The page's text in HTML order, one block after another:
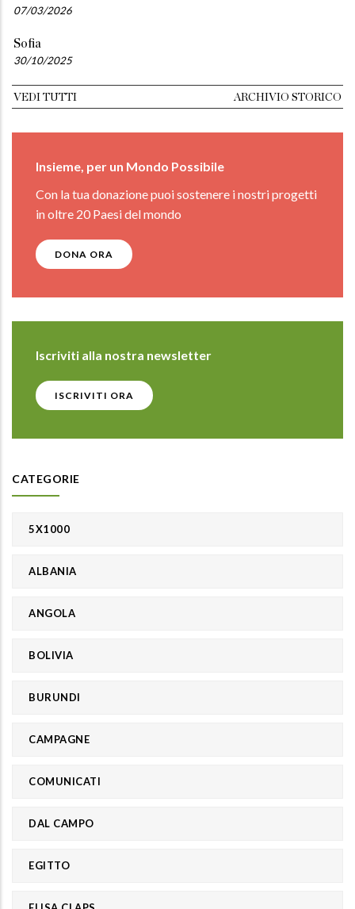
07/03/2026
Sofia
30/10/2025
VEDI TUTTI ARCHIVIO STORICO
Insieme, per un Mondo Possibile
Con la tua donazione puoi sostenere i nostri progetti
in oltre 20 Paesi del mondo
DONA ORA
Iscriviti alla nostra newsletter
ISCRIVITI ORA
CATEGORIE
5X1000
ALBANIA
ANGOLA
BOLIVIA
BURUNDI
CAMPAGNE
COMUNICATI
DAL CAMPO
EGITTO